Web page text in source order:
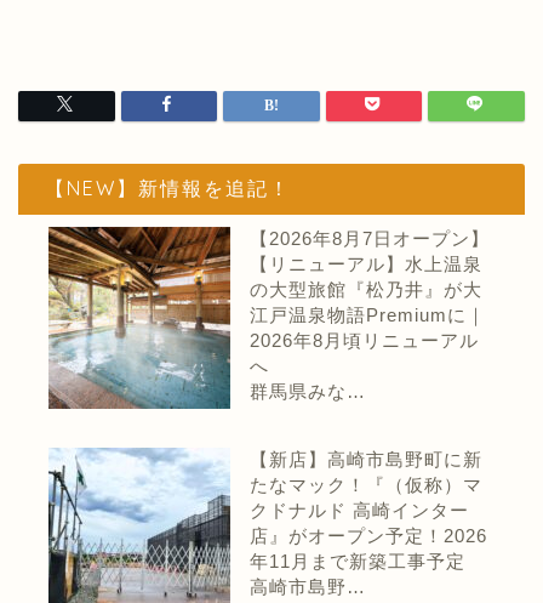
【NEW】新情報を追記！
【2026年8月7日オープン】
【リニューアル】水上温泉
の大型旅館『松乃井』が大
江戸温泉物語Premiumに｜
2026年8月頃リニューアル
へ
群馬県みな…
【新店】高崎市島野町に新
たなマック！『（仮称）マ
クドナルド 高崎インター
店』がオープン予定！2026
年11月まで新築工事予定
高崎市島野…